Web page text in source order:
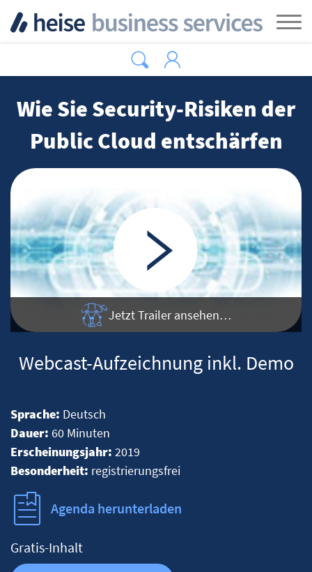
Wie Sie Security-Risiken der
Public Cloud entschärfen
Jetzt Trailer ansehen…
Webcast-Aufzeichnung inkl. Demo
Sprache: Deutsch
Dauer: 60 Minuten
Erscheinungsjahr: 2019
Besonderheit: registrierungsfrei
Agenda herunterladen
Gratis-Inhalt